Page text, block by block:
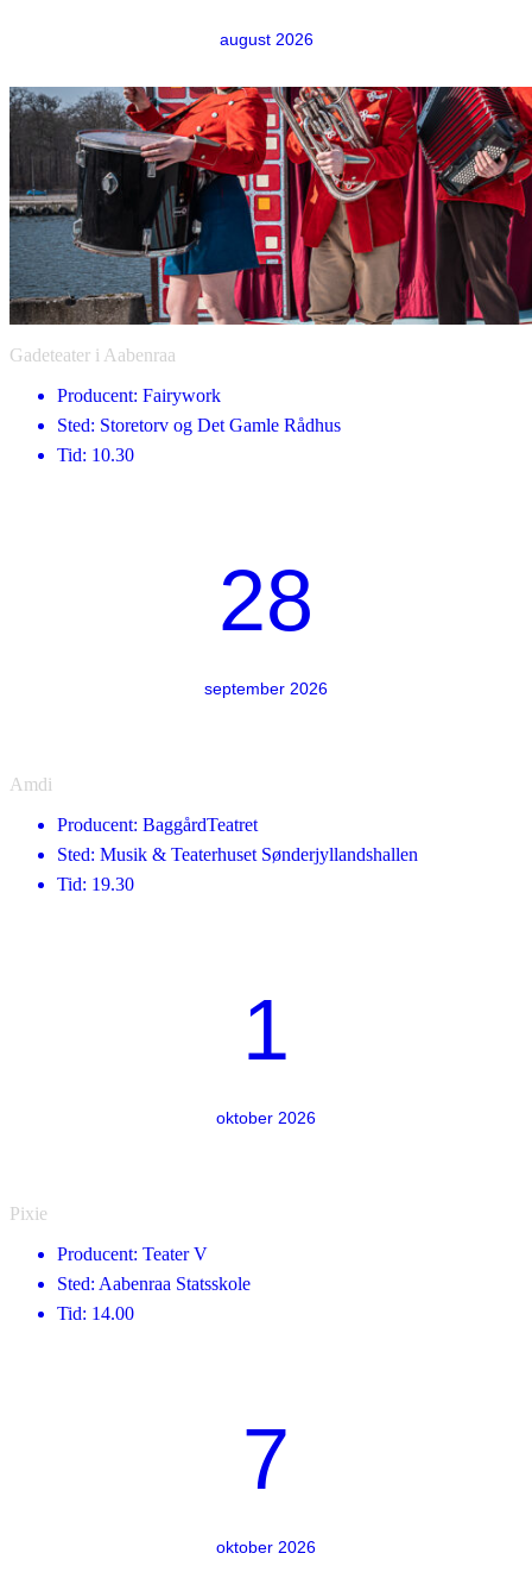
august 2026
Gadeteater i Aabenraa
Producent: Fairywork
Sted: Storetorv og Det Gamle Rådhus
Tid: 10.30
28
september 2026
Amdi
Producent: BaggårdTeatret
Sted: Musik & Teaterhuset Sønderjyllandshallen
Tid: 19.30
1
oktober 2026
Pixie
Producent: Teater V
Sted: Aabenraa Statsskole
Tid: 14.00
7
oktober 2026